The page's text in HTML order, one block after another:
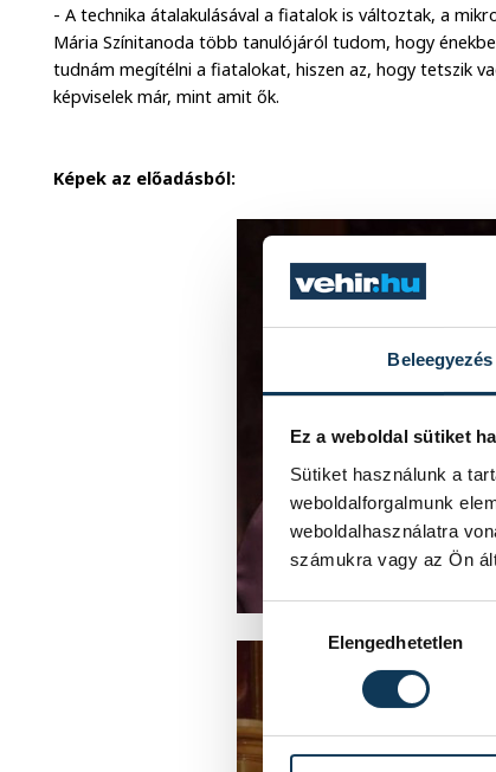
Beleegyezés
Ez a weboldal sütiket
Sütiket használunk a
weboldalforgalmunk
weboldalhasználatra
számukra vagy az Ön
Hozzájárulás kiválasztása
Elengedhetetlen
- A technika átalakulásával a fiatalok is változtak, a
Mária Színitanoda több tanulójáról tudom, hogy
tudnám megítélni a fiatalokat, hiszen az, hogy tetszik
képviselek már, mint amit ők.
Képek az előadásból: